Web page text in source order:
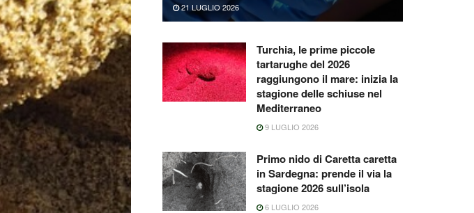
21 LUGLIO 2026
Turchia, le prime piccole
tartarughe del 2026
raggiungono il mare: inizia la
stagione delle schiuse nel
Mediterraneo
9 LUGLIO 2026
Primo nido di Caretta caretta
in Sardegna: prende il via la
stagione 2026 sull’isola
6 LUGLIO 2026